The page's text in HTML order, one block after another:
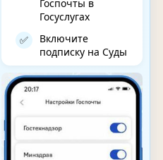
Госпочты в
Госуслугах
✅
Включите
подписку на Суды